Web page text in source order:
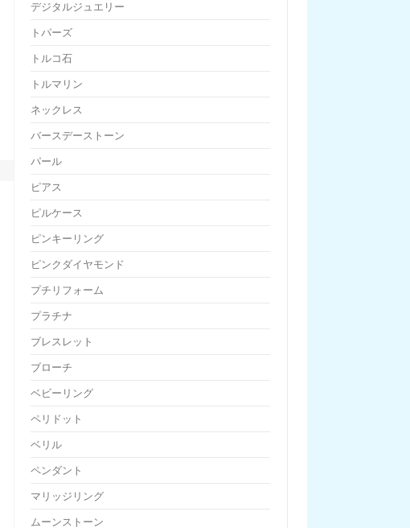
デジタルジュエリー
トパーズ
トルコ石
トルマリン
ネックレス
バースデーストーン
パール
ピアス
ピルケース
ピンキーリング
ピンクダイヤモンド
プチリフォーム
プラチナ
ブレスレット
ブローチ
ベビーリング
ペリドット
ベリル
ペンダント
マリッジリング
ムーンストーン